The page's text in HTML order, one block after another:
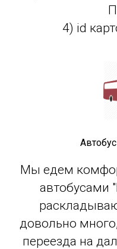
4) id
Мы едем
автобусами
довольно
переезда на